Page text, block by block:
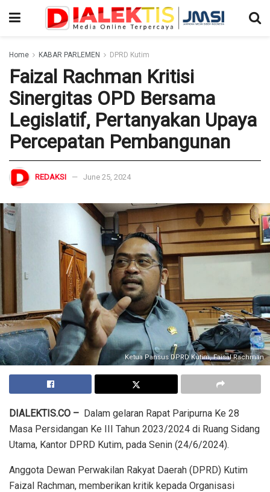
Home KABAR PARLEMEN DPRD Kutim
Faizal Rachman Kritisi
Sinergitas OPD Bersama
Legislatif, Pertanyakan Upaya
Percepatan Pembangunan
REDAKSI June 25, 2024
Ketua Pansus DPRD Kutim, Faisal Rachman
DIALEKTIS.CO – Dalam gelaran Rapat Paripurna Ke 28
Masa Persidangan Ke III Tahun 2023/2024 di Ruang Sidang
Utama, Kantor DPRD Kutim, pada Senin (24/6/2024).
Anggota Dewan Perwakilan Rakyat Daerah (DPRD) Kutim
Faizal Rachman, memberikan kritik kepada Organisasi